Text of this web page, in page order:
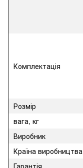
Комплектація
Розмір
вага, кг
Виробник
Країна виробництва